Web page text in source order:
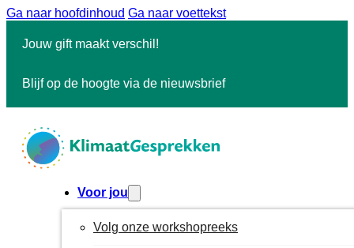
Ga naar hoofdinhoud Ga naar voettekst
Jouw gift maakt verschil!
Blijf op de hoogte via de nieuwsbrief
Voor jou
Volg onze workshopreeks